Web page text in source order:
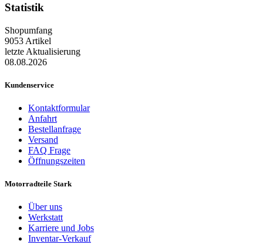
Statistik
Shopumfang
9053 Artikel
letzte Aktualisierung
08.08.2026
Kundenservice
Kontaktformular
Anfahrt
Bestellanfrage
Versand
FAQ Frage
Öffnungszeiten
Motorradteile Stark
Über uns
Werkstatt
Karriere und Jobs
Inventar-Verkauf